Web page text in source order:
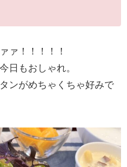
ァ！！！！！
日もおしゃれ。
ンがめちゃくちゃ好みで